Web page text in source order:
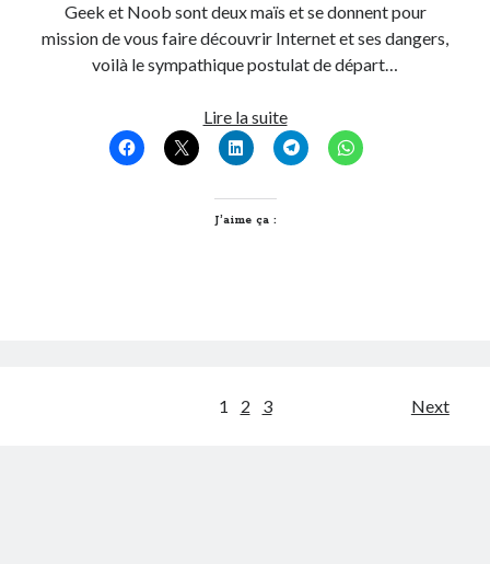
Geek et Noob sont deux maïs et se donnent pour
mission de vous faire découvrir Internet et ses dangers,
voilà le sympathique postulat de départ…
Lire la suiteTesté
mais
pas
J’aime ça :
1 2 3 Next